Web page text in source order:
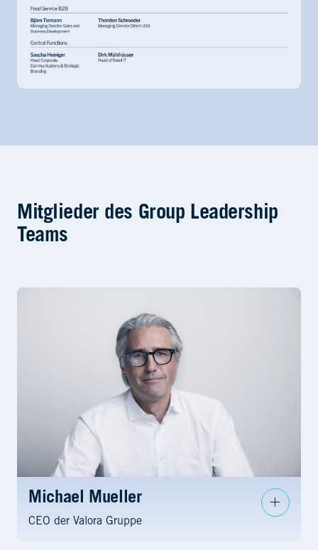
Mitglieder des Group Leadership
Teams
Michael Mueller
CEO der Valora Gruppe